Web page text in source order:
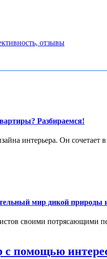
отзывы
Разбираемся!
интерьера. Он сочетает
мир дикой природы
своими потрясающими
с помощью